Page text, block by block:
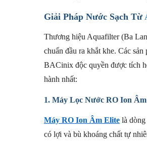
Giải Pháp Nước Sạch Từ
Thương hiệu Aquafilter (Ba
chuẩn đầu ra khắt khe. Các
BACinix độc quyền được tích
hành nhất:
1. Máy Lọc Nước RO Ion
Máy RO Ion Âm Elite là
có lợi và bù khoáng chất tự